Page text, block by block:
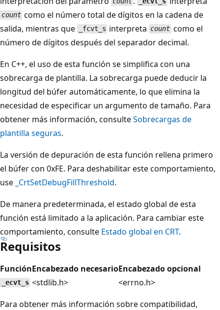
count como el número total de dígitos en la cadena de
salida, mientras que
_fcvt_s interpreta countcomo el
número de dígitos después del separador decimal.
En C++, el uso de esta función se simplifica con una
sobrecarga de plantilla. La sobrecarga puede deducir la
longitud del búfer automáticamente, lo que elimina la
necesidad de especificar un argumento de tamaño. Para
obtener más información, consulteSobrecargas de
plantilla seguras.
La versión de depuración de esta función rellena primero
el búfer con 0xFE. Para deshabilitar este comportamiento,
use _CrtSetDebugFillThreshold.
De manera predeterminada, el estado global de esta
función está limitado a la aplicación. Para cambiar este
comportamiento, consulte Estado global en CRT.
Requisitos
FunciónEncabezado necesarioEncabezado opcional
_ecvt_s <stdlib.h>
<errno.h>
Para obtener más información sobre compatibilidad,